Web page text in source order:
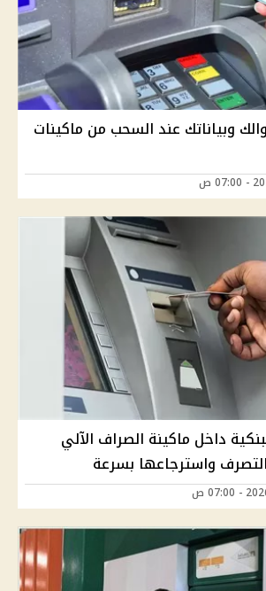
وبياناتك عند السحب من ماكينات
داخل ماكينة الصراف الآلي
واسترجاعها بسرعة